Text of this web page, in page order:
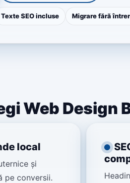
Texte SEO incluse Migrare fără
Web
local
și
pe conversii.